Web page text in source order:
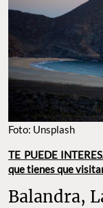
Foto: Unsplash
TE PUEDE
que tienes que
Balandra,